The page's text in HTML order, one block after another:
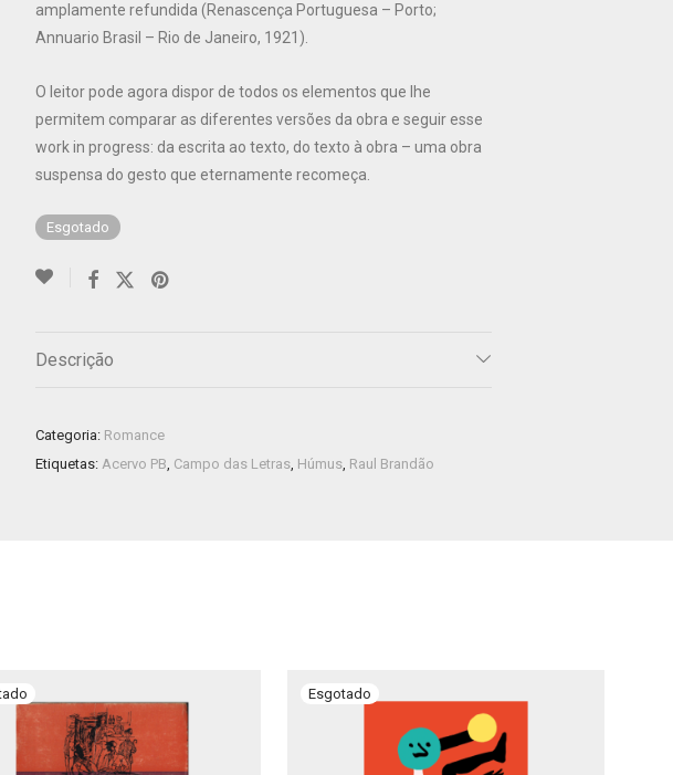
amplamente refundida (Renascença Portuguesa – Porto;
Annuario Brasil – Rio de Janeiro, 1921).
O leitor pode agora dispor de todos os elementos que lhe
permitem comparar as diferentes versões da obra e seguir esse
work in progress: da escrita ao texto, do texto à obra – uma obra
suspensa do gesto que eternamente recomeça.
Esgotado
Descrição
Categoria: Romance
Etiquetas: Acervo PB, Campo das Letras, Húmus, Raul Brandão